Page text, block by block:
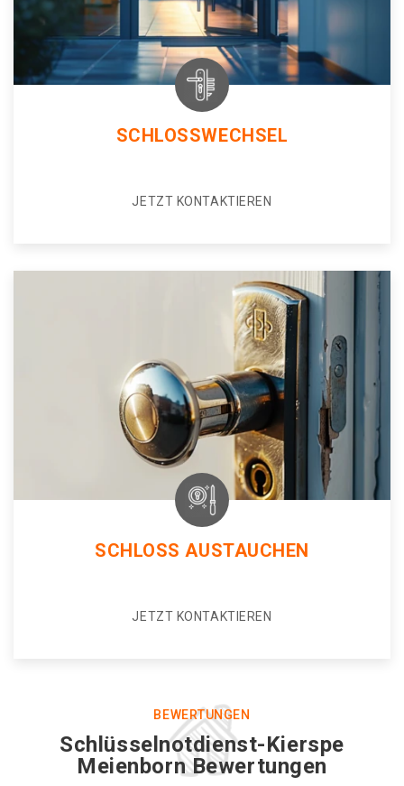
SCHLOSSWECHSEL
JETZT KONTAKTIEREN
SCHLOSS AUSTAUCHEN
JETZT KONTAKTIEREN
BEWERTUNGEN
Schlüsselnotdienst-Kierspe
Meienborn Bewertungen